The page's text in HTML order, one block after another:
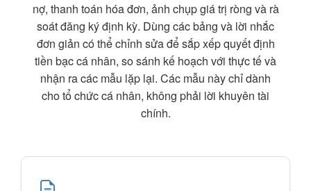
nợ, thanh toán hóa đơn, ảnh chụp giá trị ròng và rà
soát đăng ký định kỳ. Dùng các bảng và lời nhắc
đơn giản có thể chỉnh sửa để sắp xếp quyết định
tiền bạc cá nhân, so sánh kế hoạch với thực tế và
nhận ra các mẫu lặp lại. Các mẫu này chỉ dành
cho tổ chức cá nhân, không phải lời khuyên tài
chính.